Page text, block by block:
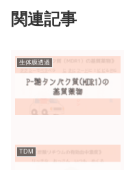
関連記事
生体膜透過
TDM